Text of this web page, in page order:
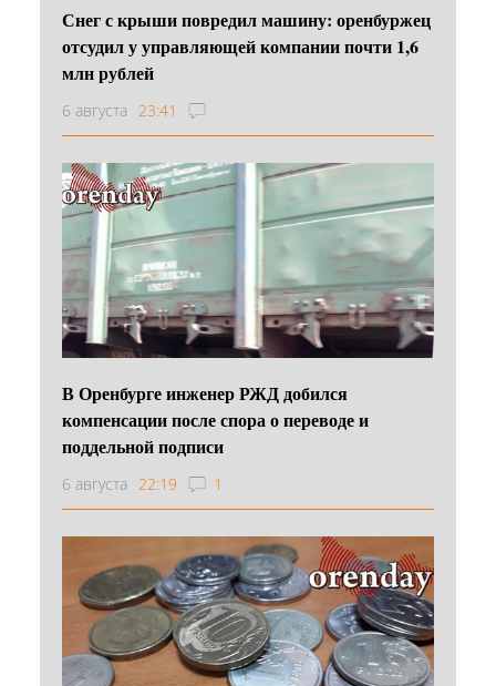
Снег с крыши повредил машину: оренбуржец
отсудил у управляющей компании почти 1,6
млн рублей
6 августа 23:41
В Оренбурге инженер РЖД добился
компенсации после спора о переводе и
поддельной подписи
6 августа 22:19 1